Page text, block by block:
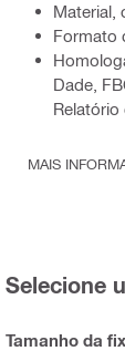
Material,
Formato
Dade,
MAIS
Selecione
Tamanho da